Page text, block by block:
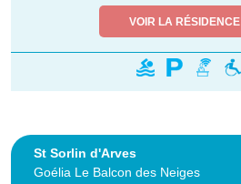
VOIR LA RÉSIDENCE
St Sorlin d'Arves
Goélia Le Balcon des Neiges